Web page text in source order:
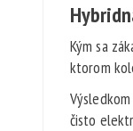
Kým sa
ktorom
čisto